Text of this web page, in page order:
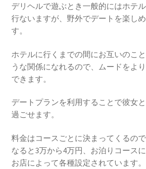
デリヘルで遊ぶとき一般的にはホテ
行ないますが、野外でデートを楽し
す。
ホテルに行くまでの間にお互いのこ
うな関係になれるので、ムードをよ
できます。
デートプランを利用することで彼女
過ごせます。
料金はコースごとに決まってくるの
なると3万から4万円、お泊りコース
お店によって各種設定されています。